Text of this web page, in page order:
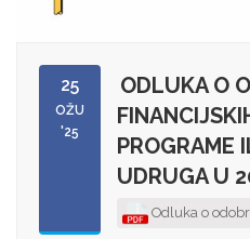
25
OŽU
'25
ODLUKA O
PROGRAME
UDRUGA U
Odluka o